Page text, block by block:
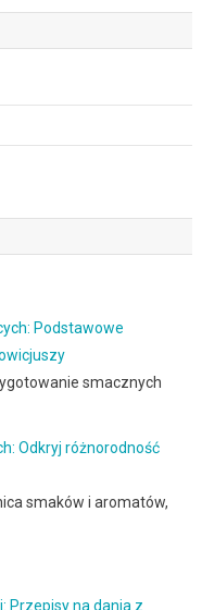
Podstawowe
smacznych
Odkryj różnorodność
smaków i aromatów,
Przepisy na dania z